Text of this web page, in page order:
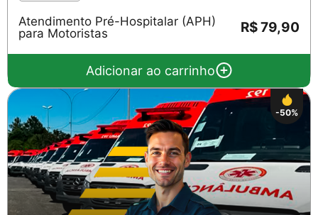
Atendimento Pré-Hospitalar (APH)
para Motoristas
R$ 79,90
Adicionar ao carrinho
-50%